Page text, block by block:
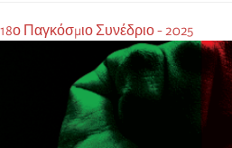
18ο Παγκόσμιο Συνέδριο - 2025